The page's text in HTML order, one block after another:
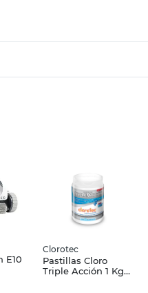
E10
Clorotec
Pastillas Cloro
Triple Acción 1 Kg